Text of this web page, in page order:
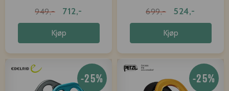
949,- 712,-
Kjøp
699,- 524,-
Kjøp
-25% -25%